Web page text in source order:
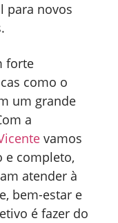
para novos
forte
como o
um grande
a
vamos
e completo,
atender à
bem-estar e
é fazer do